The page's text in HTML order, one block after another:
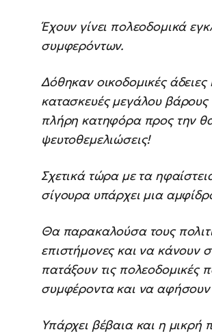
Έχουν γίνει πολεοδομικά
συμφερόντων.
Δόθηκαν οικοδομικές
κατασκευές μεγάλου
πλήρη κατηφόρα προς την
ψευτοθεμελιώσεις!
Σχετικά τώρα με τα
σίγουρα υπάρχει μια
Θα παρακαλούσα τους
επιστήμονες και να κάνουν
πατάξουν τις πολεοδομικές
συμφέροντα και να αφήσουν
Υπάρχει βέβαια και η μικρή